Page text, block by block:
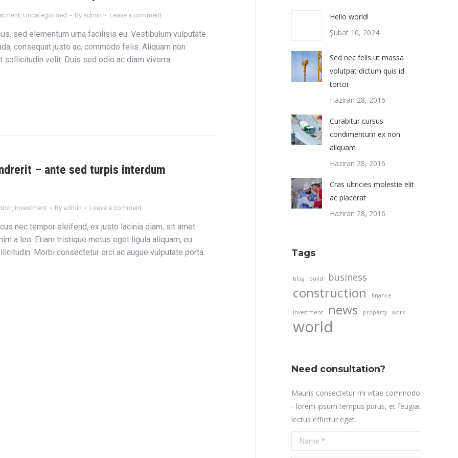
, Uncategorised By admin Leave a comment
sed elementum urna facilisis eu. Vestibulum vulputate
consequat justo ac, commodo felis. Aliquam non
sollicitudin velit. Duis sed odio ac diam viverra
– ante sed turpis interdum
Investment By admin Leave a comment
nec tempor eleifend, ex justo lacinia diam, sit amet
a leo. Etiam tristique metus eget ligula aliquam, eu
Morbi consectetur orci ac augue vulputate porta.
Hello world!
Şubat 10, 2024
Sed nec felis ut massa
volutpat dictum quis id
tortor
Haziran 28, 2016
Curabitur cursus
condimentum ex non
aliquam
Haziran 28, 2016
Cras ultricies molestie elit
ac placerat
Haziran 28, 2016
Tags
blog build business
construction finance
investment news property work
world
Need consultation?
Mauris consectetur mi vitae commodo
- lorem ipsum tempus purus, et feugiat
lectus efficitur eget.
Name *